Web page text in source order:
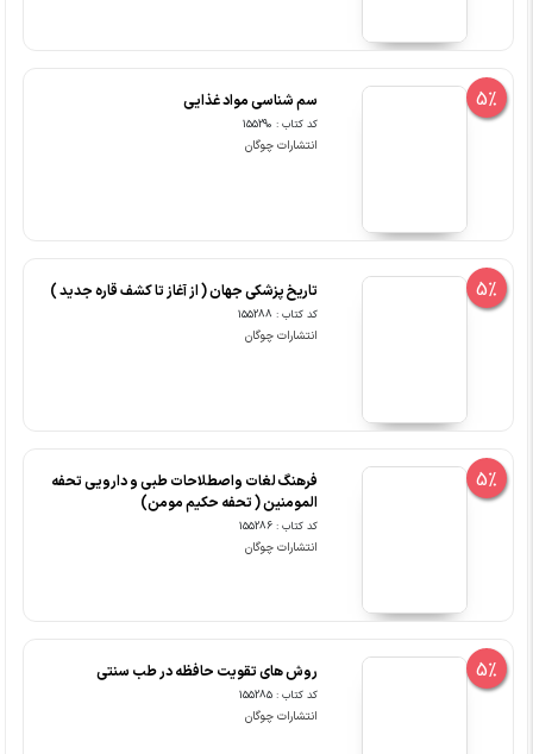
5% سم شناسی مواد غذایی
کد کتاب : 155290
انتشارات چوگان
5% تاریخ پزشکی جهان ( از آغاز تا کشف قاره جدید )
کد کتاب : 155288
انتشارات چوگان
5%
فرهنگ لغات واصطلاحات طبی و دارویی تحفه
المومنین ( تحفه حکیم مومن)
کد کتاب : 155286
انتشارات چوگان
5% روش های تقویت حافظه در طب سنتی
کد کتاب : 155285
انتشارات چوگان